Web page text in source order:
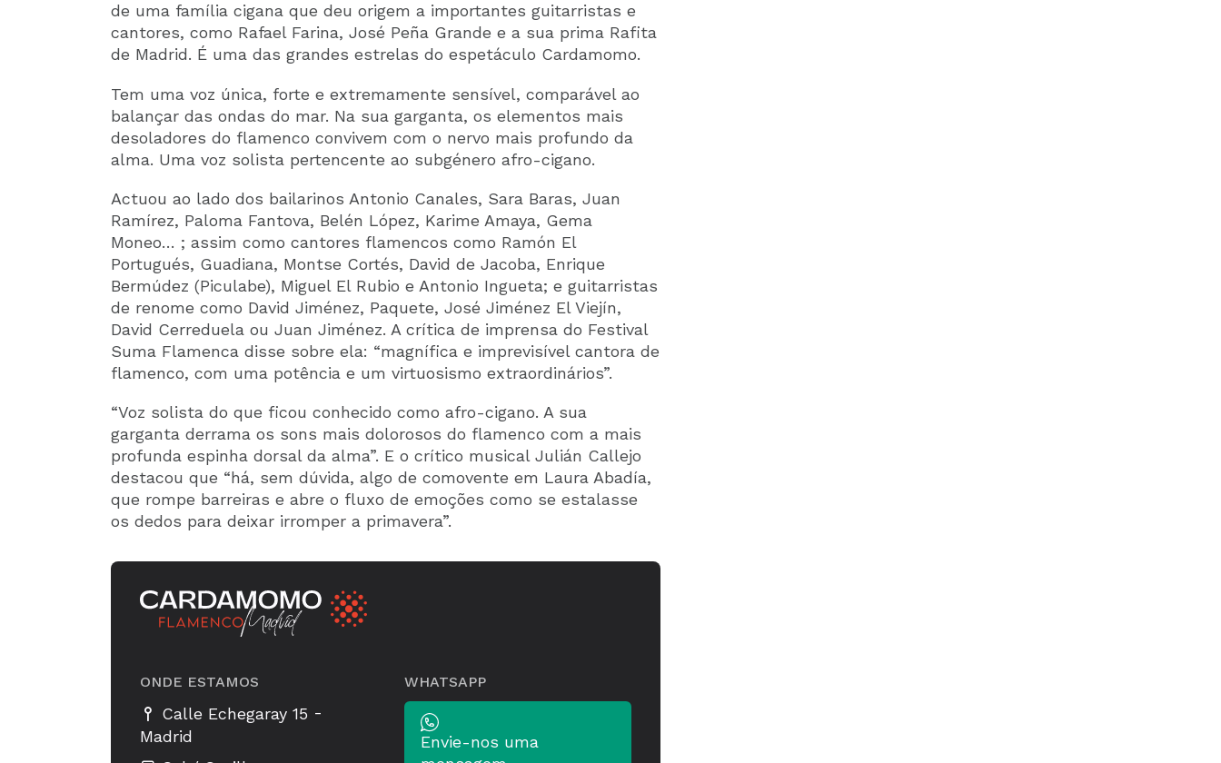
de uma família cigana que deu origem a importantes guitarristas e
cantores, como Rafael Farina, José Peña Grande e a sua prima Rafita
de Madrid. É uma das grandes estrelas do espetáculo Cardamomo.
Tem uma voz única, forte e extremamente sensível, comparável ao
balançar das ondas do mar. Na sua garganta, os elementos mais
desoladores do flamenco convivem com o nervo mais profundo da
alma. Uma voz solista pertencente ao subgénero afro-cigano.
Actuou ao lado dos bailarinos Antonio Canales, Sara Baras, Juan
Ramírez, Paloma Fantova, Belén López, Karime Amaya, Gema
Moneo… ; assim como cantores flamencos como Ramón El
Portugués, Guadiana, Montse Cortés, David de Jacoba, Enrique
Bermúdez (Piculabe), Miguel El Rubio e Antonio Ingueta; e guitarristas
de renome como David Jiménez, Paquete, José Jiménez El Viejín,
David Cerreduela ou Juan Jiménez. A crítica de imprensa do Festival
Suma Flamenca disse sobre ela: “magnífica e imprevisível cantora de
flamenco, com uma potência e um virtuosismo extraordinários”.
“Voz solista do que ficou conhecido como afro-cigano. A sua
garganta derrama os sons mais dolorosos do flamenco com a mais
profunda espinha dorsal da alma”. E o crítico musical Julián Callejo
destacou que “há, sem dúvida, algo de comovente em Laura Abadía,
que rompe barreiras e abre o fluxo de emoções como se estalasse
os dedos para deixar irromper a primavera”.
ONDE ESTAMOS
Calle Echegaray 15 -
Madrid
WHATSAPP
Envie-nos uma